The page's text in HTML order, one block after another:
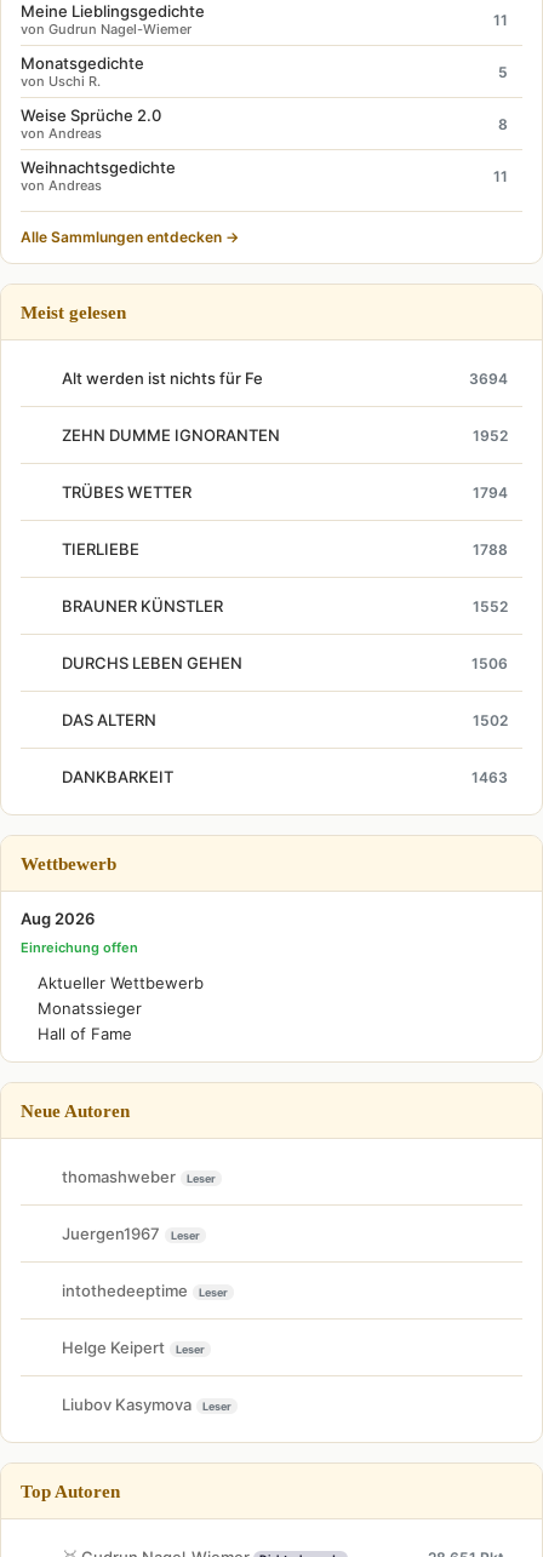
Meine Lieblingsgedichte
von Gudrun Nagel-Wiemer
11
Monatsgedichte
von Uschi R.
5
Weise Sprüche 2.0
von Andreas
8
Weihnachtsgedichte
von Andreas
11
Alle Sammlungen entdecken →
Meist gelesen
Alt werden ist nichts für Fe 3694
ZEHN DUMME IGNORANTEN 1952
TRÜBES WETTER 1794
TIERLIEBE 1788
BRAUNER KÜNSTLER 1552
DURCHS LEBEN GEHEN 1506
DAS ALTERN 1502
DANKBARKEIT 1463
Wettbewerb
Aug 2026
Einreichung offen
Aktueller Wettbewerb
Monatssieger
Hall of Fame
Neue Autoren
thomashweber Leser
Juergen1967 Leser
intothedeeptime Leser
Helge Keipert Leser
Liubov Kasymova Leser
Top Autoren